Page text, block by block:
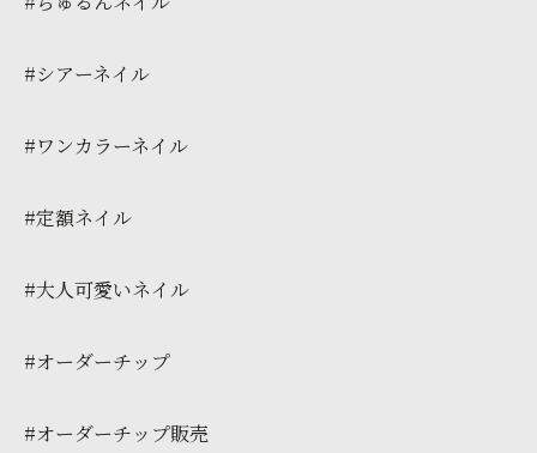
#シアーネイル
#ワンカラーネイル
#定額ネイル
#大人可愛いネイル
#オーダーチップ
#オーダーチップ販売